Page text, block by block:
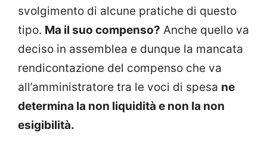
svolgimento di alcune pratiche di questo
tipo. Ma il suo compenso? Anche quello va
deciso in assemblea e dunque la mancata
rendicontazione del compenso che va
all’amministratore tra le voci di spesa ne
determina la non liquidità e non la non
esigibilità.